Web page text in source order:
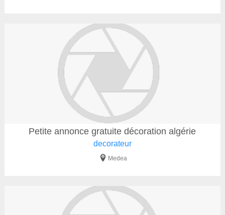
Petite annonce gratuite décoration algérie
decorateur
Medea